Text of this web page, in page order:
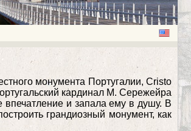
монумента Португалии, Cristo
кардинал М. Сережейра
впечатление и запала ему в душу. В
грандиозный монумент, как